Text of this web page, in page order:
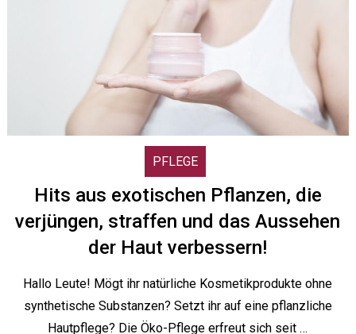
PFLEGE
Hits aus exotischen Pflanzen, die
verjüngen, straffen und das Aussehen
der Haut verbessern!
Hallo Leute! Mögt ihr natürliche Kosmetikprodukte ohne
synthetische Substanzen? Setzt ihr auf eine pflanzliche
Hautpflege? Die Öko-Pflege erfreut sich seit …